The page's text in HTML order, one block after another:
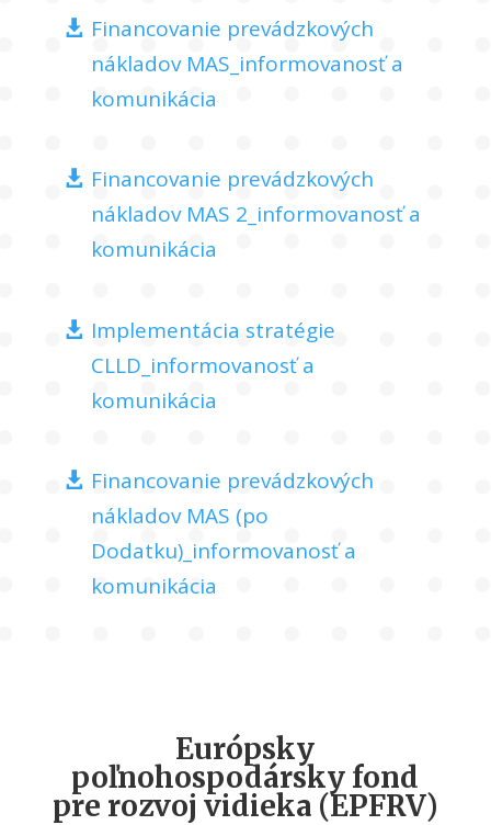
Financovanie prevádzkových
nákladov MAS_informovanosť a
komunikácia
Financovanie prevádzkových
nákladov MAS 2_informovanosť a
komunikácia
Implementácia stratégie
CLLD_informovanosť a
komunikácia
Financovanie prevádzkových
nákladov MAS (po
Dodatku)_informovanosť a
komunikácia
Európsky
poľnohospodársky fond
pre rozvoj vidieka (EPFRV)